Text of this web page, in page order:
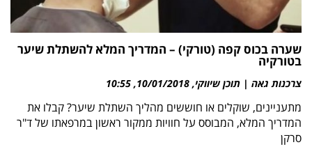
שערה בכוס קפה (טורקי) – המדריך המלא להשתלת שיער
בטורקיה
צרכנות גאה | תוכן שיווקי 10/01/2018
10:55
מתעניינים, שוקלים או חוששים מהליך השתלת שיער? קבלו את
המדריך המלא, המבוסס על חוויות ממקור ראשון במרפאתו של ד"ר
סרקן